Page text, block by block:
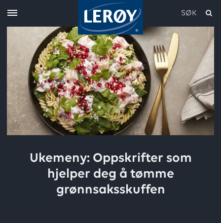
SØK
Ukemeny: Oppskrifter som
hjelper deg å tømme
grønnsaksskuffen